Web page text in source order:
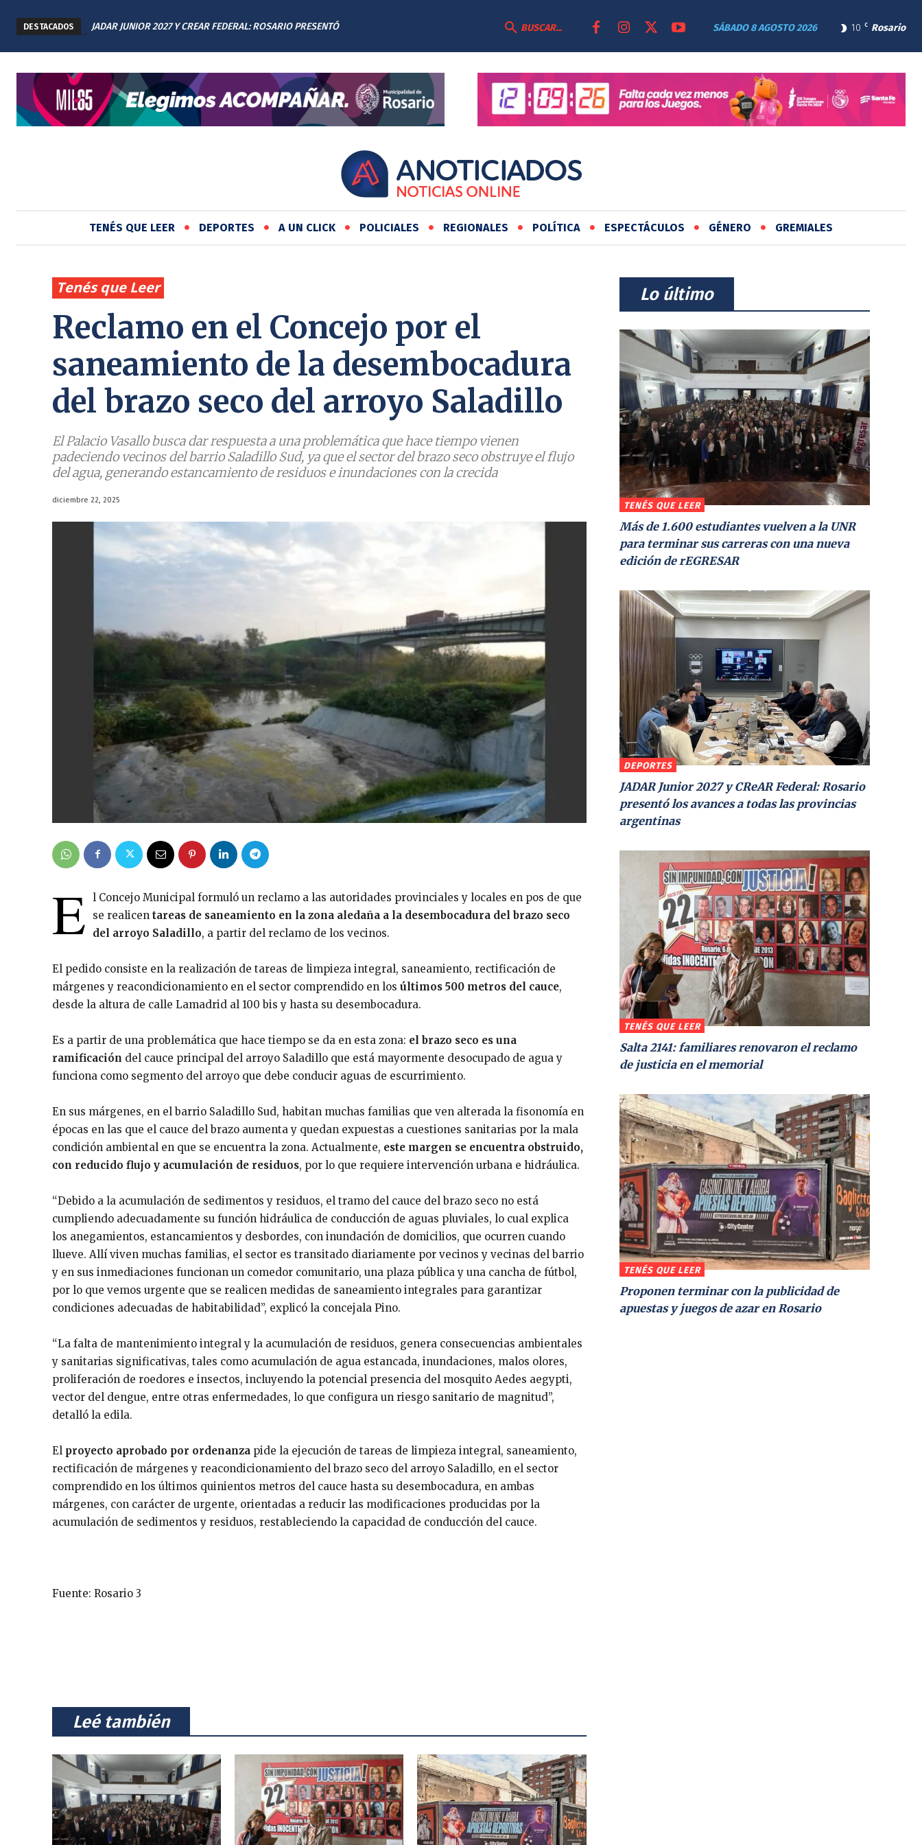
DESTACADOS
JADAR JUNIOR 2027 Y CREAR FEDERAL: ROSARIO PRESENTÓ
10 C Rosario
SÁBADO 8 AGOSTO 2026
BUSCAR...
TENÉS QUE LEER DEPORTES A UN CLICK POLICIALES REGIONALES POLÍTICA ESPECTÁCULOS GÉNERO GREMIALES
Tenés que Leer
Reclamo en el Concejo por el
saneamiento de la desembocadura
del brazo seco del arroyo Saladillo
El Palacio Vasallo busca dar respuesta a una problemática que hace tiempo vienen
padeciendo vecinos del barrio Saladillo Sud, ya que el sector del brazo seco obstruye el flujo
del agua, generando estancamiento de residuos e inundaciones con la crecida
diciembre 22, 2025
E l Concejo Municipal formuló un reclamo a las autoridades provinciales y locales en pos de que
se realicen tareas de saneamiento en la zona aledaña a la desembocadura del brazo seco
del arroyo Saladillo, a partir del reclamo de los vecinos.
El pedido consiste en la realización de tareas de limpieza integral, saneamiento, rectificación de
márgenes y reacondicionamiento en el sector comprendido en los últimos 500 metros del cauce,
desde la altura de calle Lamadrid al 100 bis y hasta su desembocadura.
Es a partir de una problemática que hace tiempo se da en esta zona: el brazo seco es una
ramificación del cauce principal del arroyo Saladillo que está mayormente desocupado de agua y
funciona como segmento del arroyo que debe conducir aguas de escurrimiento.
En sus márgenes, en el barrio Saladillo Sud, habitan muchas familias que ven alterada la fisonomía en
épocas en las que el cauce del brazo aumenta y quedan expuestas a cuestiones sanitarias por la mala
condición ambiental en que se encuentra la zona. Actualmente, este margen se encuentra obstruido,
con reducido flujo y acumulación de residuos, por lo que requiere intervención urbana e hidráulica.
“Debido a la acumulación de sedimentos y residuos, el tramo del cauce del brazo seco no está
cumpliendo adecuadamente su función hidráulica de conducción de aguas pluviales, lo cual explica
los anegamientos, estancamientos y desbordes, con inundación de domicilios, que ocurren cuando
llueve. Allí viven muchas familias, el sector es transitado diariamente por vecinos y vecinas del barrio
y en sus inmediaciones funcionan un comedor comunitario, una plaza pública y una cancha de fútbol,
por lo que vemos urgente que se realicen medidas de saneamiento integrales para garantizar
condiciones adecuadas de habitabilidad”, explicó la concejala Pino.
“La falta de mantenimiento integral y la acumulación de residuos, genera consecuencias ambientales
y sanitarias significativas, tales como acumulación de agua estancada, inundaciones, malos olores,
proliferación de roedores e insectos, incluyendo la potencial presencia del mosquito Aedes aegypti,
vector del dengue, entre otras enfermedades, lo que configura un riesgo sanitario de magnitud”,
detalló la edila.
El proyecto aprobado por ordenanza pide la ejecución de tareas de limpieza integral, saneamiento,
rectificación de márgenes y reacondicionamiento del brazo seco del arroyo Saladillo, en el sector
comprendido en los últimos quinientos metros del cauce hasta su desembocadura, en ambas
márgenes, con carácter de urgente, orientadas a reducir las modificaciones producidas por la
acumulación de sedimentos y residuos, restableciendo la capacidad de conducción del cauce.
Fuente: Rosario 3
⠀Leé también⠀
⠀Lo último⠀
TENÉS QUE LEER
Más de 1.600 estudiantes vuelven a la UNR
para terminar sus carreras con una nueva
edición de rEGRESAR
DEPORTES
JADAR Junior 2027 y CReAR Federal: Rosario
presentó los avances a todas las provincias
argentinas
TENÉS QUE LEER
Salta 2141: familiares renovaron el reclamo
de justicia en el memorial
TENÉS QUE LEER
Proponen terminar con la publicidad de
apuestas y juegos de azar en Rosario